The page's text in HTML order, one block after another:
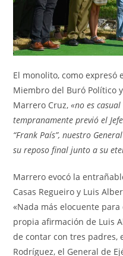
El monolito, como expresó
Miembro del Buró Político
Marrero Cruz,«no es
tempranamente previó el
“Frank País”, nuestro
su reposo final junto a su
Marrero evocó la
Casas Regueiro y Luis
«Nada más elocuente
propia afirmación de Luis
de contar con tres padres,
Rodríguez, el General de